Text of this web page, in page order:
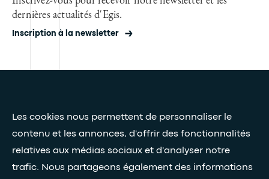
Les cookies nous permettent de personnaliser le
contenu et les annonces, d'offrir des fonctionnalités
relatives aux médias sociaux et d'analyser notre
trafic. Nous partageons également des informations
dernières actualités d'Egis.
Inscription à la newsletter
Nos livres blancs